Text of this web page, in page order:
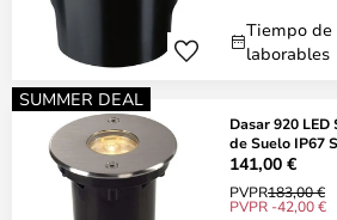
Tiempo de
laborables
SUMMER DEAL
Dasar 920
de Suelo IP67
141,00 €
PVPR183,00 €
PVPR -42,00 €